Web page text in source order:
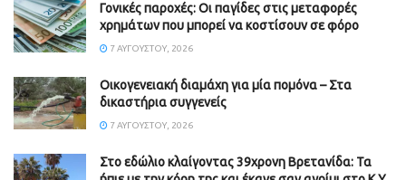
Γονικές παροχές: Οι παγίδες στις μεταφορές
χρημάτων που μπορεί να κοστίσουν σε φόρο
7 ΑΥΓΟΎΣΤΟΥ, 2026
Οικογενειακή διαμάχη για μία πομόνα – Στα
δικαστήρια συγγενείς
7 ΑΥΓΟΎΣΤΟΥ, 2026
Στο εδώλιο κλαίγοντας 39χρονη Βρετανίδα: Τα